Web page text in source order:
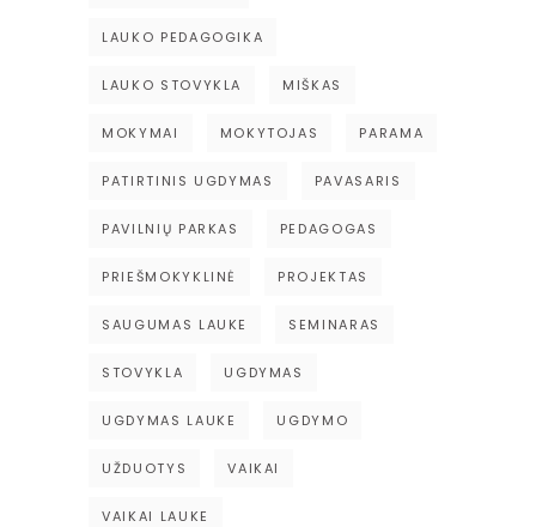
LAUKO PEDAGOGIKA
LAUKO STOVYKLA MIŠKAS
MOKYMAI MOKYTOJAS PARAMA
PATIRTINIS UGDYMAS PAVASARIS
PAVILNIŲ PARKAS PEDAGOGAS
PRIEŠMOKYKLINĖ PROJEKTAS
SAUGUMAS LAUKE SEMINARAS
STOVYKLA UGDYMAS
UGDYMAS LAUKE UGDYMO
UŽDUOTYS VAIKAI
VAIKAI LAUKE